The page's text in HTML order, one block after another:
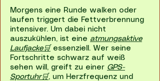
Morgens eine Runde walken oder
laufen triggert die Fettverbrennung
intensiver. Um dabei nicht
auszukühlen, ist eine atmungsaktive
Laufjacke🛒 essenziell. Wer seine
Fortschritte schwarz auf weiß
sehen will, greift zu einer GPS-
Sportuhr🛒, um Herzfrequenz und